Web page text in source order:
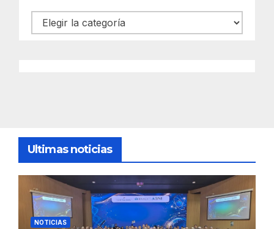
Categorías
Ultimas noticias
NOTICIAS